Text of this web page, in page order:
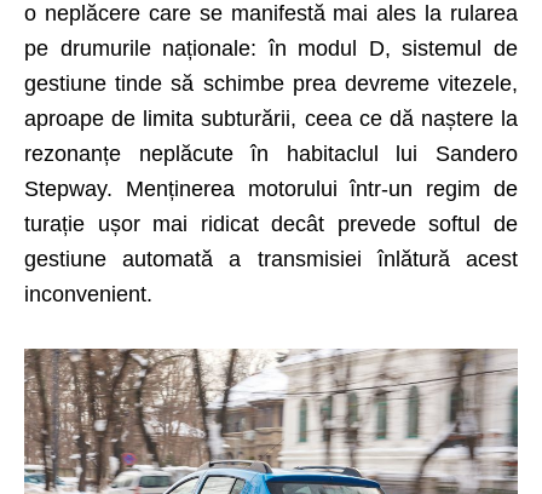
o neplăcere care se manifestă mai ales la rularea
pe drumurile naționale: în modul D, sistemul de
gestiune tinde să schimbe prea devreme vitezele,
aproape de limita subturării, ceea ce dă naștere la
rezo­nanțe neplăcute în habitaclul lui Sandero
Stepway. Menținerea motorului într-un regim de
turație ușor mai ridicat decât prevede softul de
gestiune automată a transmisiei înlătură acest
inconvenient.